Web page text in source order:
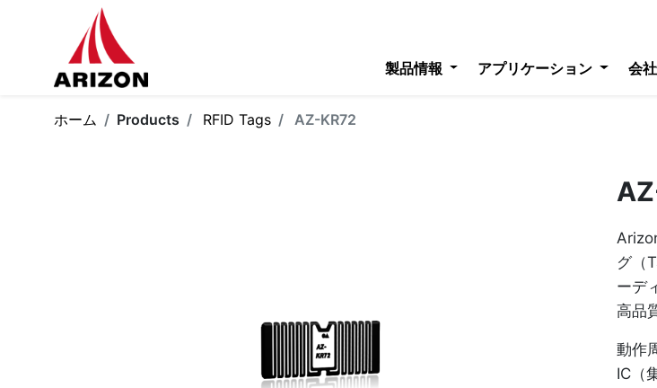
製品情報 アプリケーション 会
ホーム Products RFID Tags AZ-KR72
グ（
ーデ
高品
動作
IC（